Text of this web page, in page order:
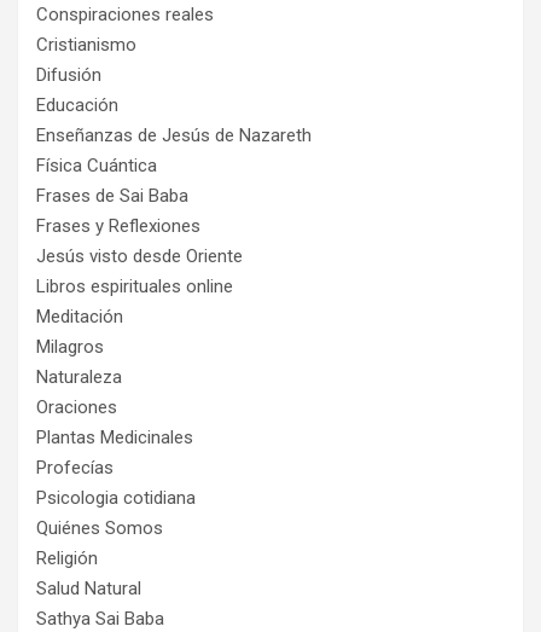
Conspiraciones reales
Cristianismo
Difusión
Educación
Enseñanzas de Jesús de Nazareth
Física Cuántica
Frases de Sai Baba
Frases y Reflexiones
Jesús visto desde Oriente
Libros espirituales online
Meditación
Milagros
Naturaleza
Oraciones
Plantas Medicinales
Profecías
Psicologia cotidiana
Quiénes Somos
Religión
Salud Natural
Sathya Sai Baba